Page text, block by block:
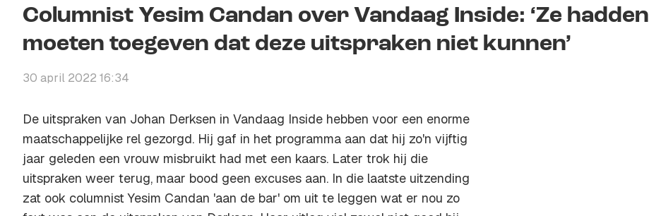
Columnist Yesim Candan over Vandaag Inside: ‘Ze hadden
moeten toegeven dat deze uitspraken niet kunnen’
30 april 2022 16:34
De uitspraken van Johan Derksen in Vandaag Inside hebben voor een enorme
maatschappelijke rel gezorgd. Hij gaf in het programma aan dat hij zo'n vijftig
jaar geleden een vrouw misbruikt had met een kaars. Later trok hij die
uitspraken weer terug, maar bood geen excuses aan. In die laatste uitzending
zat ook columnist Yesim Candan 'aan de bar' om uit te leggen wat er nou zo